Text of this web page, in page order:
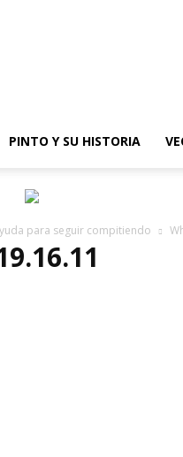
PINTO Y SU HISTORIA
para seguir compitiendo